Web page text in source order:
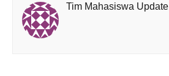
Tim Mahasiswa Update